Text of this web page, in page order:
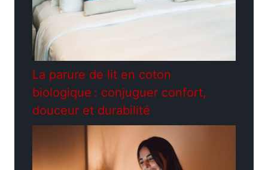
La parure de lit en coton
biologique : conjuguer confort,
douceur et durabilité